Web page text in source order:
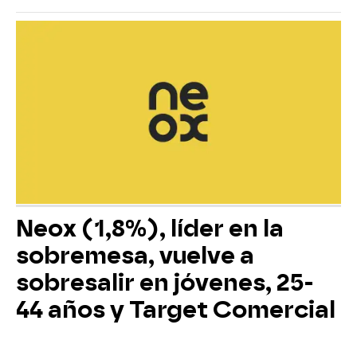
Neox (1,8%), líder en la
sobremesa, vuelve a
sobresalir en jóvenes, 25-
44 años y Target Comercial